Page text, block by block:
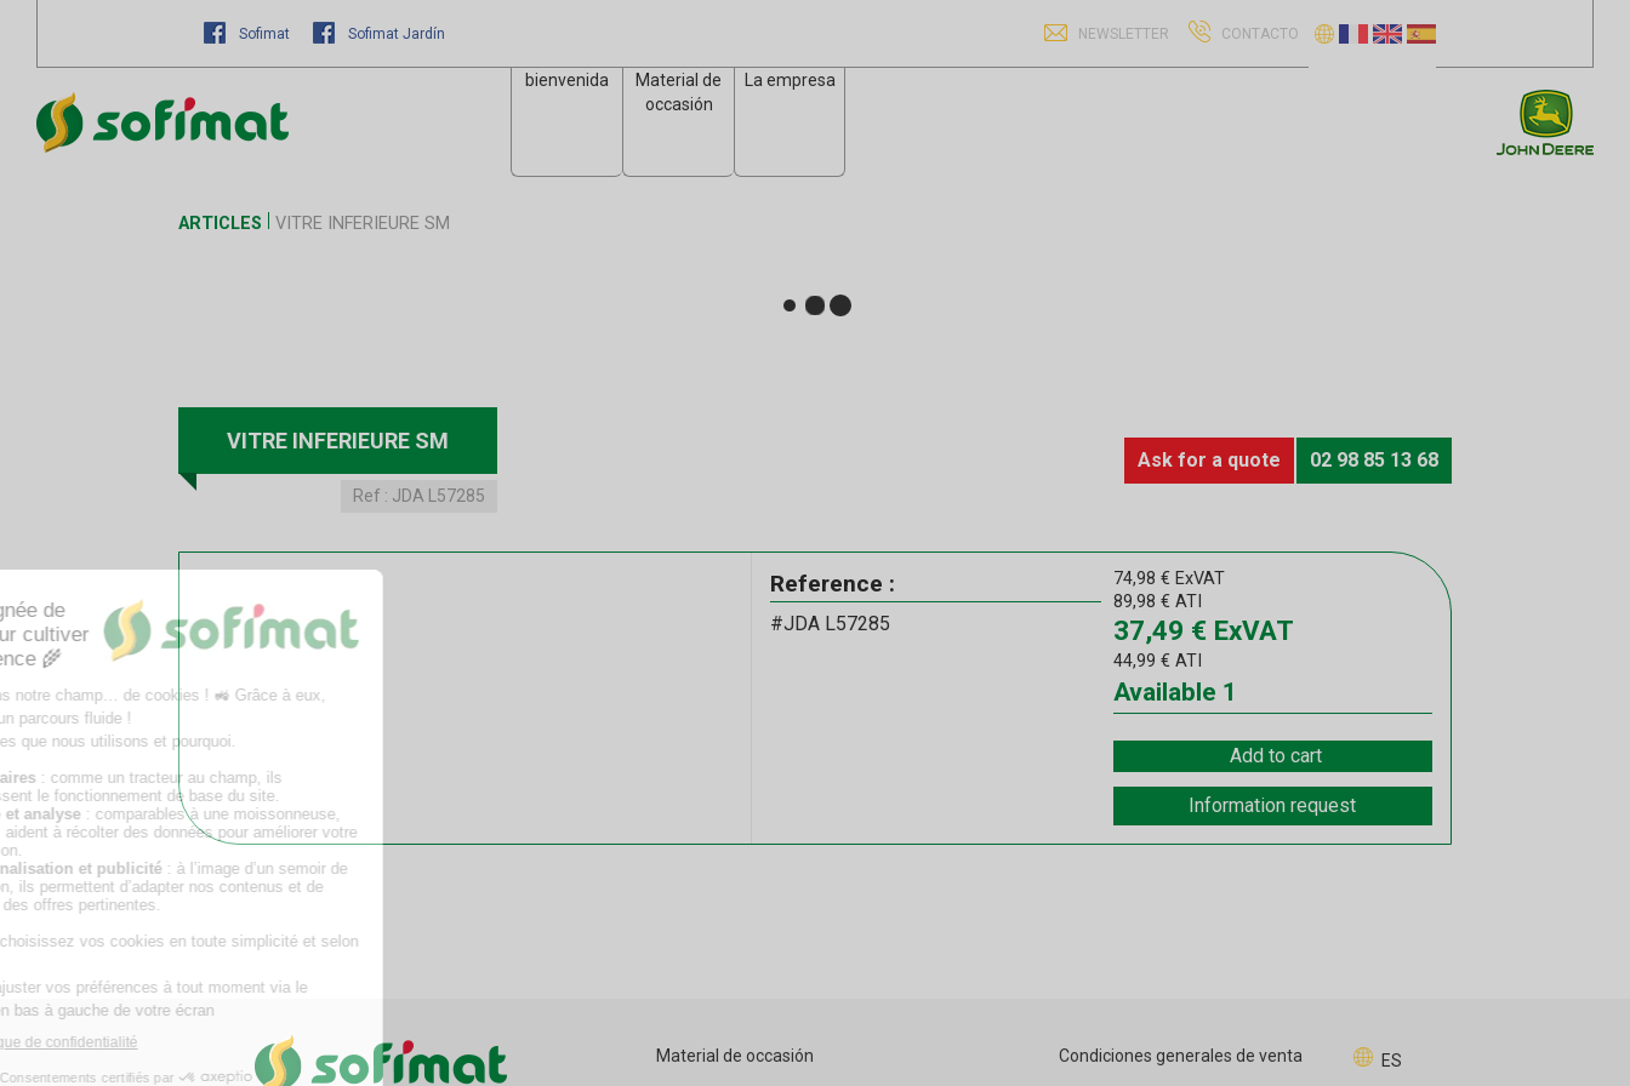
Sofimat Sofimat Jardín NEWSLETTER CONTACTO
bienvenida
Material de
occasión
La empresa
ARTICLES VITRE INFERIEURE SM
VITRE INFERIEURE SM
Ref : JDA L57285
Ask for a quote 02 98 85 13 68
Reference :
#JDA L57285
74,98 € ExVAT
89,98 € ATI
37,49 € ExVAT
44,99 € ATI
1
Available
Add to cart
Information request
ES
Material de occasión Condiciones generales de venta